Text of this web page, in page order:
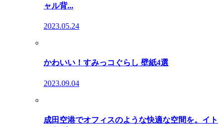
ャル背...
2023.05.24
かわいい！すみっコぐらし 壁紙4選
2023.09.04
成田空港でオフィスのような快適な空間を。イト